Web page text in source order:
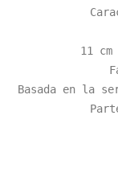
11
Basada en la